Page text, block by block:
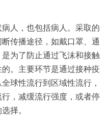
人，也包括病人。采取的
传播途径，如戴口罩、通
为了防止通过飞沫和接触
。主要环节是通过接种疫
球性流行到区域性流行，
，减缓流行强度，或者停
择。